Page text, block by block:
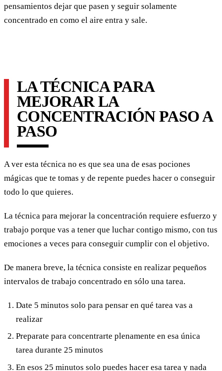
pensamientos dejar que pasen y seguir solamente
concentrado en como el aire entra y sale.
LA TÉCNICA PARA
MEJORAR LA
CONCENTRACIÓN PASO A
PASO
A ver esta técnica no es que sea una de esas pociones
mágicas que te tomas y de repente puedes hacer o conseguir
todo lo que quieres.
La técnica para mejorar la concentración requiere esfuerzo y
trabajo porque vas a tener que luchar contigo mismo, con tus
emociones a veces para conseguir cumplir con el objetivo.
De manera breve, la técnica consiste en realizar pequeños
intervalos de trabajo concentrado en sólo una tarea.
Date 5 minutos solo para pensar en qué tarea vas a
realizar
Preparate para concentrarte plenamente en esa única
tarea durante 25 minutos
En esos 25 minutos solo puedes hacer esa tarea y nada